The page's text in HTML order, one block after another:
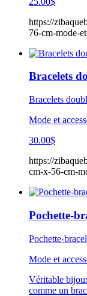
https://
76-cm-mode-
Bracelets
Bracelets
Mode et
30.00$
https://
cm-x-56-cm-
Pochette-
Pochette-
Mode et
Véritable
comme un